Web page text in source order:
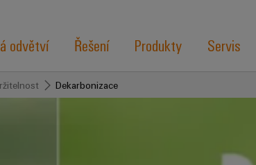
odvětví Řešení Produkty Servis
Dekarbonizace